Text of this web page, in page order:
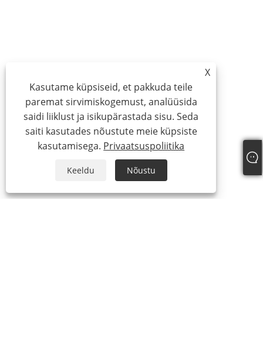
X
Kasutame küpsiseid, et pakkuda teile
paremat sirvimiskogemust, analüüsida
saidi liiklust ja isikupärastada sisu. Seda
saiti kasutades nõustute meie küpsiste
kasutamisega. Privaatsuspoliitika
Keeldu Nõustu